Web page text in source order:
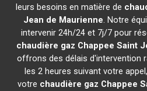
leurs besoins en matière de
Jean de Maurienne. Notre
intervenir 24h/24 et 7j/7 pour
chaudière gaz Chappee Saint
offrons des délais d'intervention
les 2 heures suivant votre
votre chaudière gaz Chappee